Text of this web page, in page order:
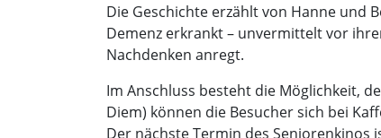
Die Geschichte erzählt von Hanne und
Demenz erkrankt – unvermittelt vor
Nachdenken anregt.
Im Anschluss besteht die Möglichkeit,
Diem) können die Besucher sich bei
Der nächste Termin des Seniorenkinos